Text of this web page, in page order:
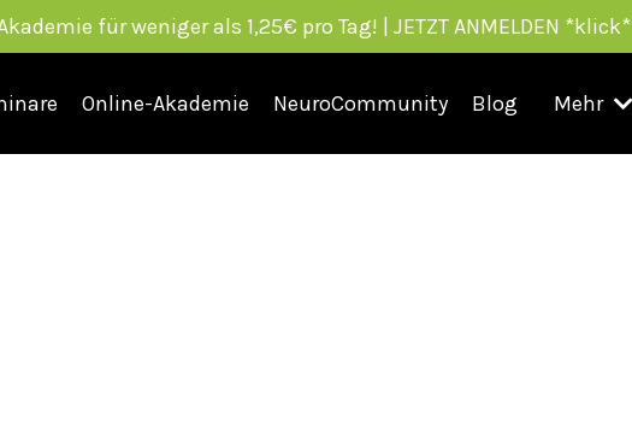
für weniger als 1,25€ pro Tag! | JETZT ANMELDEN *klick*
Online-Akademie NeuroCommunity Blog Mehr